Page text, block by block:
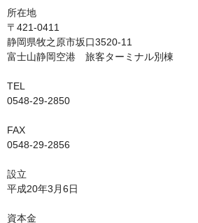
所在地
〒421-0411
静岡県牧之原市坂口3520-11
富士山静岡空港　旅客ターミナル別棟
TEL
0548-29-2850
FAX
0548-29-2856
設立
平成20年3月6日
資本金